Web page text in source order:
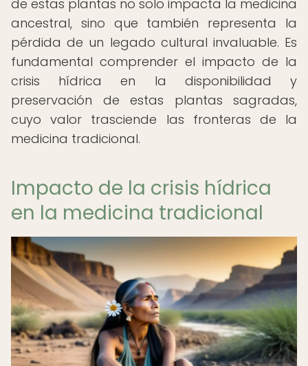
de estas plantas no solo impacta la medicina
ancestral, sino que también representa la
pérdida de un legado cultural invaluable. Es
fundamental comprender el impacto de la
crisis hídrica en la disponibilidad y
preservación de estas plantas sagradas,
cuyo valor trasciende las fronteras de la
medicina tradicional.
Impacto de la crisis hídrica
en la medicina tradicional